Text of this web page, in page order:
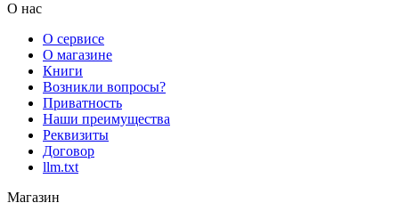
О нас
О сервисе
О магазине
Книги
Возникли вопросы?
Приватность
Наши преимущества
Реквизиты
Договор
llm.txt
Магазин